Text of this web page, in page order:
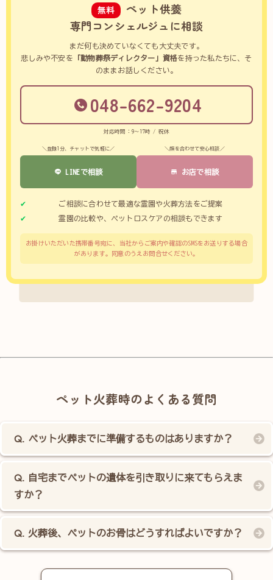
無料
ペット供養
専門コンシェルジュに相談
まだ何も決めていなくても大丈夫です。
悲しみや不安を 「動物葬祭ディレクター」資格を持った私たちに、そ
のままお話しください。
048-662-9204
対応時間：9～17時 / 祝休
＼登録1分、チャットで気軽に／
LINEで相談
＼顔を合わせて安心相談／
お店で相談
ご相談に合わせて最適な霊園や火葬方法をご提案
霊園の比較や、ペットロスケアの相談もできます
お掛けいただいた携帯番号宛に、当社からご案内や確認のSMSをお送りする場合
があります。同意のうえお問合せください。
ペット火葬時のよくある質問
ペット火葬までに準備するものはありますか？
自宅までペットの遺体を引き取りに来てもらえま
すか？
火葬後、ペットのお骨はどうすればよいですか？